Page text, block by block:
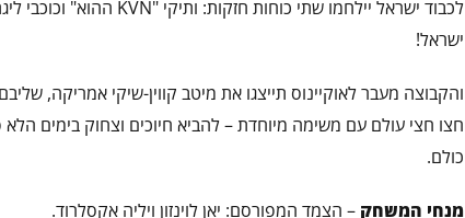
ישראל!
והקבוצה מעבר לאוקיינוס תייצגו את מיטב קווין-שיקי אמריקה,
חצו חצי עולם עם משימה מיוחדת – להביא חיוכים וצחוק בימים
כולם.
מנחי המשחק – הצמד המפורסם: יאן לוינזון ויליה אקסלרוד.